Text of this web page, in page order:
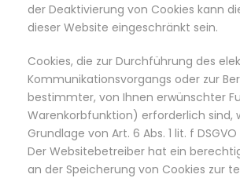
der Deaktivierung von Cookies kann
dieser Website eingeschränkt sein.
Cookies, die zur Durchführung des
Kommunikationsvorgangs oder zur
bestimmter, von Ihnen erwünschter
Warenkorbfunktion) erforderlich sind,
Grundlage von Art. 6 Abs. 1 lit. f
Der Websitebetreiber hat ein
an der Speicherung von Cookies zur